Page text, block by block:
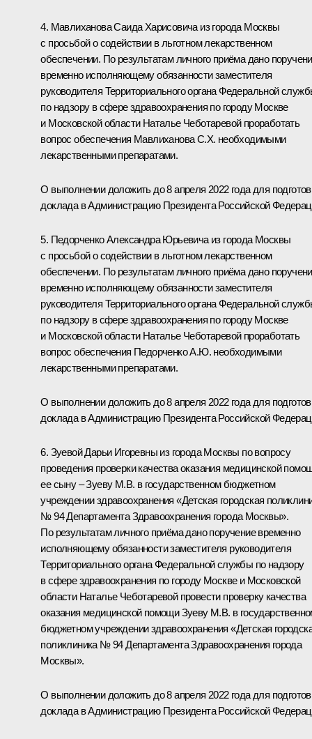
4. Мавлиханова Саида Харисовича из города Москвы
с просьбой о содействии в льготном лекарственном
обеспечении. По результатам личного приёма дано
временно исполняющему обязанности заместителя
руководителя Территориального органа Федеральной
по надзору в сфере здравоохранения по городу Москве
и Московской области Наталье Чеботаревой проработать
вопрос обеспечения Мавлиханова С.Х. необходимыми
лекарственными препаратами.
О выполнении доложить до 8 апреля 2022 года для
доклада в Администрацию Президента Российской
5. Педорченко Александра Юрьевича из города Москвы
с просьбой о содействии в льготном лекарственном
обеспечении. По результатам личного приёма дано
временно исполняющему обязанности заместителя
руководителя Территориального органа Федеральной
по надзору в сфере здравоохранения по городу Москве
и Московской области Наталье Чеботаревой проработать
вопрос обеспечения Педорченко А.Ю. необходимыми
лекарственными препаратами.
О выполнении доложить до 8 апреля 2022 года для
доклада в Администрацию Президента Российской
6. Зуевой Дарьи Игоревны из города Москвы по вопросу
проведения проверки качества оказания медицинской
ее сыну – Зуеву М.В. в государственном бюджетном
учреждении здравоохранения «Детская городская
№ 94 Департамента Здравоохранения города Москвы».
По результатам личного приёма дано поручение временно
исполняющему обязанности заместителя руководителя
Территориального органа Федеральной службы по надзору
в сфере здравоохранения по городу Москве и Московской
области Наталье Чеботаревой провести проверку качества
оказания медицинской помощи Зуеву М.В. в
бюджетном учреждении здравоохранения «Детская
поликлиника № 94 Департамента Здравоохранения города
Москвы».
О выполнении доложить до 8 апреля 2022 года для
доклада в Администрацию Президента Российской